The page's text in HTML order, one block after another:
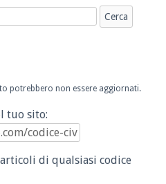
potrebbero non essere aggiornati.
tuo sito:
di qualsiasi codice